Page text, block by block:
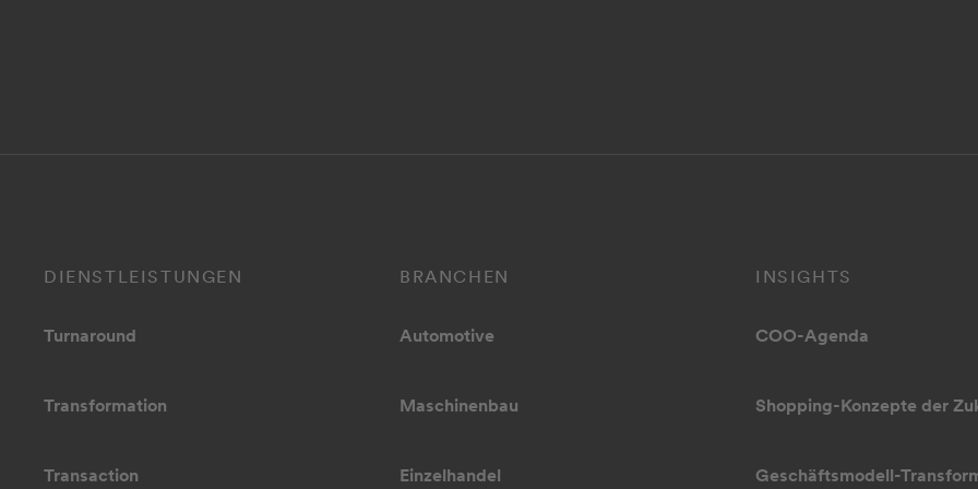
DIENSTLEISTUNGEN
Turnaround
Transformation
Transaction
BRANCHEN
Automotive
Maschinenbau
Einzelhandel
INSIGHTS
COO-Agenda
Shopping-Konzepte der
Geschäftsmodell-